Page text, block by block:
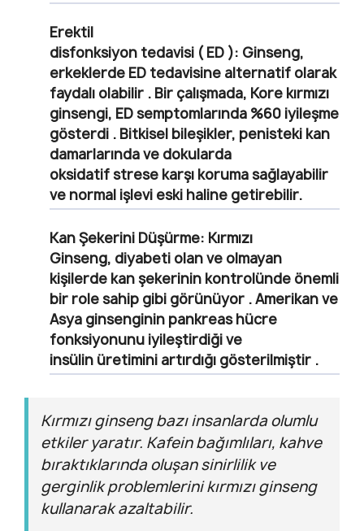
Erektil
disfonksiyon tedavisi ( ED ): Ginseng,
erkeklerde ED tedavisine alternatif olarak
faydalı olabilir . Bir çalışmada, Kore kırmızı
ginsengi, ED semptomlarında %60 iyileşme
gösterdi . Bitkisel bileşikler, penisteki kan
damarlarında ve dokularda
oksidatif strese karşı koruma sağlayabilir
ve normal işlevi eski haline getirebilir.
Kan Şekerini Düşürme: Kırmızı
Ginseng, diyabeti olan ve olmayan
kişilerde kan şekerinin kontrolünde önemli
bir role sahip gibi görünüyor . Amerikan ve
Asya ginsenginin pankreas hücre
fonksiyonunu iyileştirdiği ve
insülin üretimini artırdığı gösterilmiştir .
Kırmızı ginseng bazı insanlarda olumlu
etkiler yaratır. Kafein bağımlıları, kahve
bıraktıklarında oluşan sinirlilik ve
gerginlik problemlerini kırmızı ginseng
kullanarak azaltabilir.